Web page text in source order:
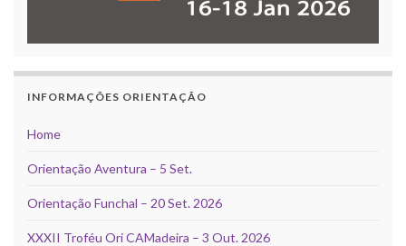
INFORMAÇÕES ORIENTAÇÃO
Home
Orientação Aventura – 5 Set.
Orientação Funchal – 20 Set. 2026
XXXII Troféu Ori CAMadeira – 3 Out. 2026